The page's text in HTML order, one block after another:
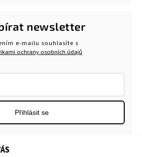
newsletter
e-mailu souhlasíte s
ochrany osobních údajů
Přihlásit se